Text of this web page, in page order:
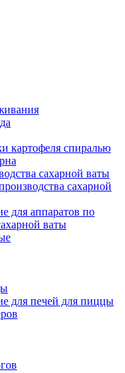
картофеля спиралью
сахарной ваты
сахарной
для аппаратов по
ваты
для печей для пиццы